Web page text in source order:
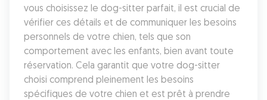
vous choisissez le dog-sitter parfait, il est crucial de
vérifier ces détails et de communiquer les besoins
personnels de votre chien, tels que son
comportement avec les enfants, bien avant toute
réservation. Cela garantit que votre dog-sitter
choisi comprend pleinement les besoins
spécifiques de votre chien et est prêt à prendre